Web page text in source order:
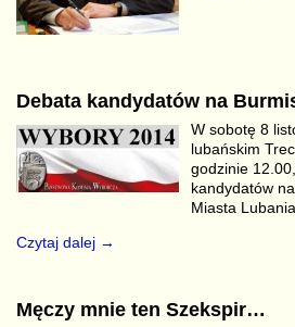
Debata kandydatów na
W sobotę 8
lubańskim
godzinie
kandydatów
Miasta Lubania
Czytaj dalej →
Męczy mnie ten Szekspir…